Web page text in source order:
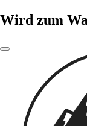
Wird zum